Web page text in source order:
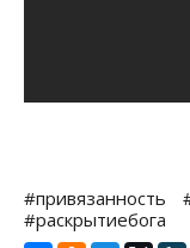
#привязанность
#раскрытиебога